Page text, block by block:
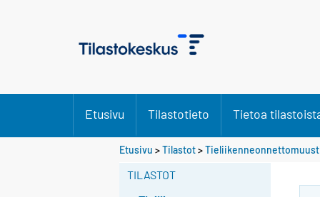
Etusivu Tilastotieto Tietoa
Etusivu >Tilastot>
TILASTOT